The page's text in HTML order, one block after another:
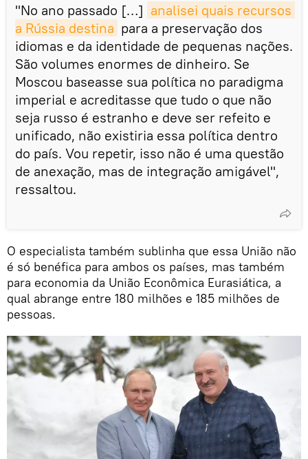
"No ano passado […] analisei quais recursos
a Rússia destina para a preservação dos
idiomas e da identidade de pequenas nações.
São volumes enormes de dinheiro. Se
Moscou baseasse sua política no paradigma
imperial e acreditasse que tudo o que não
seja russo é estranho e deve ser refeito e
unificado, não existiria essa política dentro
do país. Vou repetir, isso não é uma questão
de anexação, mas de integração amigável",
ressaltou.
O especialista também sublinha que essa União não
é só benéfica para ambos os países, mas também
para economia da União Econômica Eurasiática, a
qual abrange entre 180 milhões e 185 milhões de
pessoas.